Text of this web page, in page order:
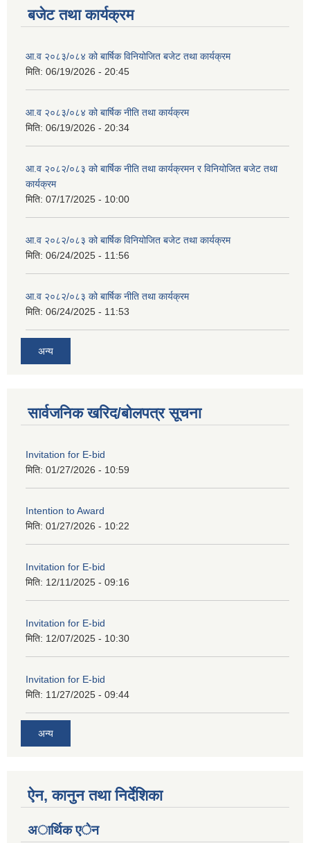
बजेट तथा कार्यक्रम
आ.व २०८३/०८४ को बार्षिक विनियोजित बजेट तथा कार्यक्रम
मिति: 06/19/2026 - 20:45
आ.व २०८३/०८४ को बार्षिक नीति तथा कार्यक्रम
मिति: 06/19/2026 - 20:34
आ.व २०८२/०८३ को बार्षिक नीति तथा कार्यक्रमन र विनियोजित बजेट तथा
कार्यक्रम
मिति: 07/17/2025 - 10:00
आ.व २०८२/०८३ को बार्षिक विनियोजित बजेट तथा कार्यक्रम
मिति: 06/24/2025 - 11:56
आ.व २०८२/०८३ को बार्षिक नीति तथा कार्यक्रम
मिति: 06/24/2025 - 11:53
अन्य
सार्वजनिक खरिद/बोलपत्र सूचना
Invitation for E-bid
मिति: 01/27/2026 - 10:59
Intention to Award
मिति: 01/27/2026 - 10:22
Invitation for E-bid
मिति: 12/11/2025 - 09:16
Invitation for E-bid
मिति: 12/07/2025 - 10:30
Invitation for E-bid
मिति: 11/27/2025 - 09:44
अन्य
ऐन, कानुन तथा निर्देशिका
अार्थिक एेन